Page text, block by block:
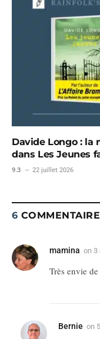
Davide Longo : la
dans Les Jeunes
9.3 22 juillet 2026
6
mamina on 3
Très envie
Bernie on